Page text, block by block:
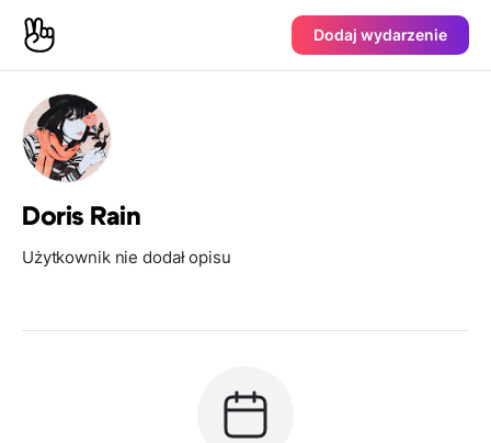
Dodaj wydarzenie
Doris Rain
Użytkownik nie dodał opisu